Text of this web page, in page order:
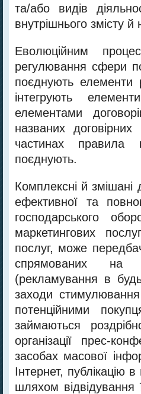
та/або видів
внутрішнього змісту
Еволюційним
регулювання сфери
поєднують елементи
інтегрують
елементами
названих договірних
частинах
поєднують.
Комплексні й
ефективної та
господарського
маркетингових
послуг, може
спрямованих на
(рекламування в
заходи
потенційними
займаються
організації прес-
засобах масової
Інтернет, публікацію
шляхом відвідування